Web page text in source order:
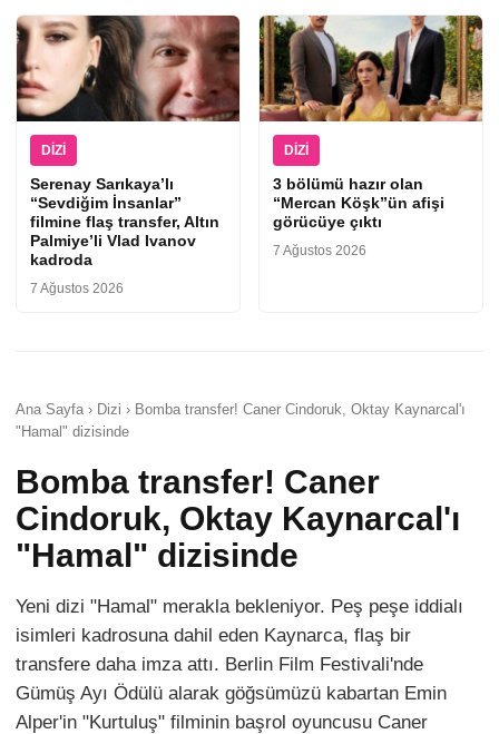
DIZI
Serenay Sarıkaya’lı
“Sevdiğim İnsanlar”
filmine flaş transfer, Altın
Palmiye’li Vlad Ivanov
kadroda
7 Ağustos 2026
DIZI
3 bölümü hazır olan
“Mercan Köşk”ün afişi
görücüye çıktı
7 Ağustos 2026
Ana Sayfa › Dizi › Bomba transfer! Caner Cindoruk, Oktay Kaynarcal'ı
"Hamal" dizisinde
Bomba transfer! Caner
Cindoruk, Oktay Kaynarcal'ı
"Hamal" dizisinde
Yeni dizi "Hamal" merakla bekleniyor. Peş peşe iddialı
isimleri kadrosuna dahil eden Kaynarca, flaş bir
transfere daha imza attı. Berlin Film Festivali'nde
Gümüş Ayı Ödülü alarak göğsümüzü kabartan Emin
Alper'in "Kurtuluş" filminin başrol oyuncusu Caner